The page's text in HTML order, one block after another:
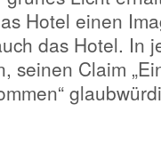
Hotel einen
das Hotel. In
seinen Claim